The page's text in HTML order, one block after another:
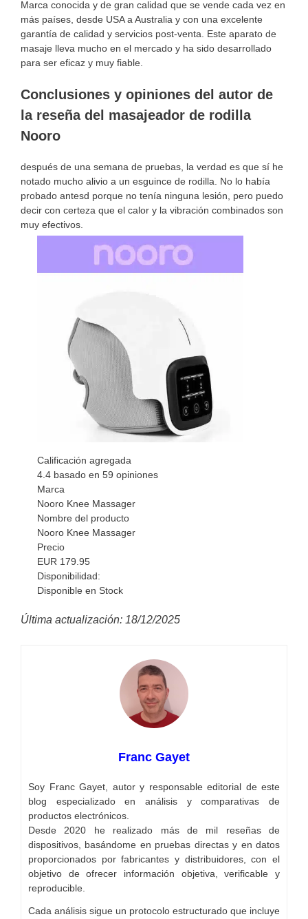
Marca conocida y de gran calidad que se vende cada vez en
más países, desde USA a Australia y con una excelente
garantía de calidad y servicios post-venta. Este aparato de
masaje lleva mucho en el mercado y ha sido desarrollado
para ser eficaz y muy fiable.
Conclusiones y opiniones del autor de
la reseña del masajeador de rodilla
Nooro
después de una semana de pruebas, la verdad es que sí he
notado mucho alivio a un esguince de rodilla. No lo había
probado antesd porque no tenía ninguna lesión, pero puedo
decir con certeza que el calor y la vibración combinados son
muy efectivos.
Calificación agregada
4.4 basado en59 opiniones
Marca
Nooro Knee Massager
Nombre del producto
Nooro Knee Massager
Precio
EUR 179.95
Disponibilidad:
Disponible en Stock
Última actualización: 18/12/2025
Franc Gayet
Soy Franc Gayet, autor y responsable editorial de este
blog especializado en análisis y comparativas de
productos electrónicos.
Desde 2020 he realizado más de mil reseñas de
dispositivos, basándome en pruebas directas y en datos
proporcionados por fabricantes y distribuidores, con el
objetivo de ofrecer información objetiva, verificable y
reproducible.
Cada análisis sigue un protocolo estructurado que incluye